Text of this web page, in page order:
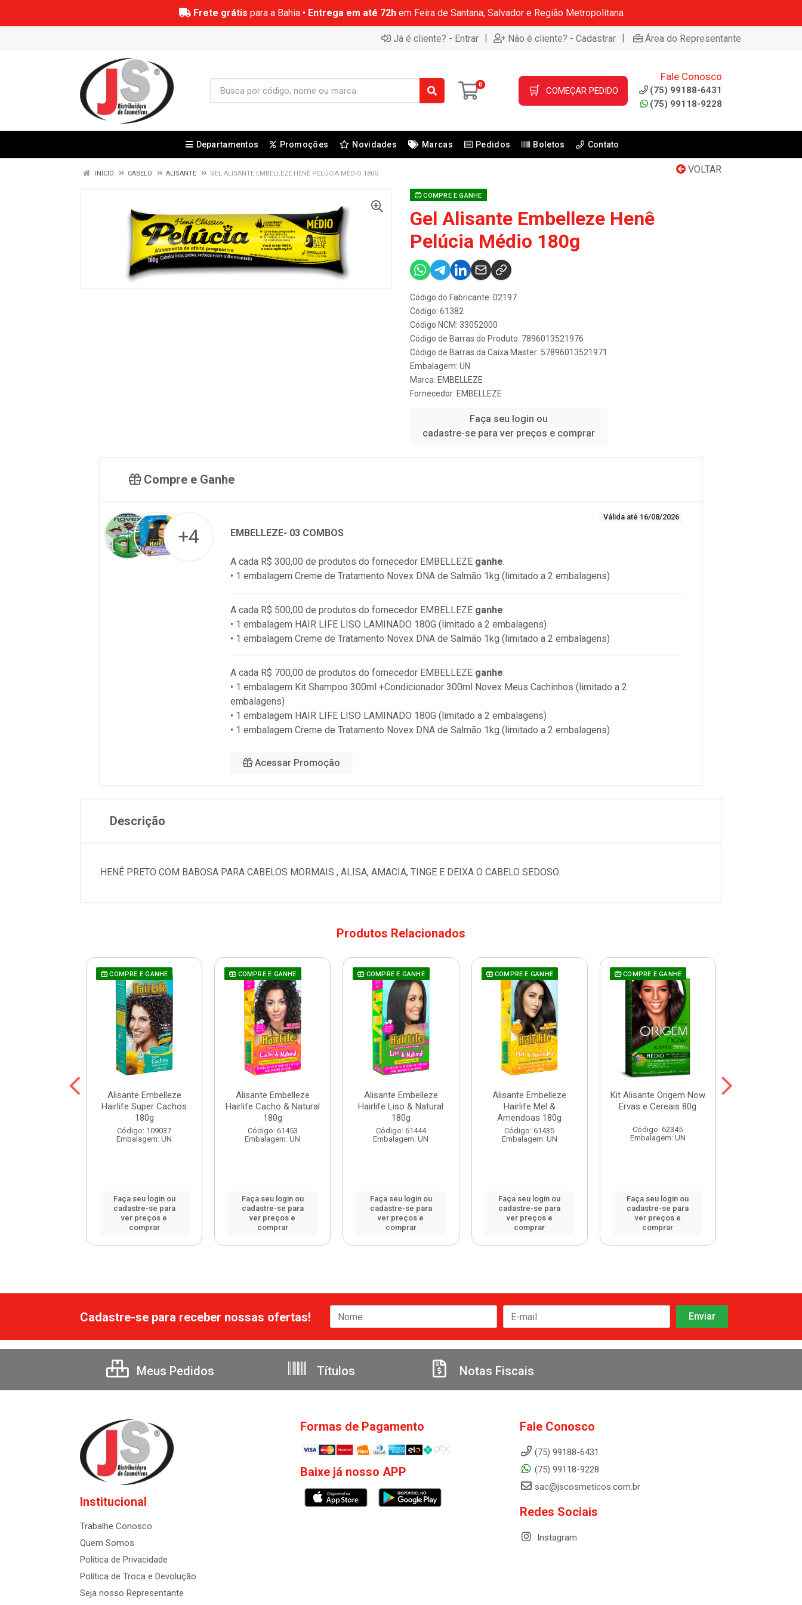
Frete grátis para a Bahia • Entrega em até 72hem Feira de Santana, Salvador e Região Metropolitana
Já é cliente? - Entrar | Não é cliente? - Cadastrar | Área do Representante
0 🛒 COMEÇAR PEDIDO
Fale Conosco
(75) 99188-6431
(75) 99118-9228
Departamentos Promoções Novidades Marcas Pedidos Boletos Contato
VOLTAR
INÍCIO CABELO ALISANTE GEL ALISANTE EMBELLEZE HENÊ PELÚCIA MÉDIO 180G
COMPRE E GANHE
Gel Alisante Embelleze Henê
Pelúcia Médio 180g
Código do Fabricante: 02197
Código: 61382
Código NCM: 33052000
Código de Barras do Produto: 7896013521976
Código de Barras da Caixa Master: 57896013521971
Embalagem: UN
Marca: EMBELLEZE
Fornecedor: EMBELLEZE
Faça seu login ou
cadastre-se para ver preços e comprar
Compre e Ganhe
+4
Válida até 16/08/2026
EMBELLEZE- 03 COMBOS
A cada R$ 300,00 de produtos do fornecedor EMBELLEZE ganhe:
• 1 embalagem Creme de Tratamento Novex DNA de Salmão 1kg (limitado a 2 embalagens)
A cada R$ 500,00 de produtos do fornecedor EMBELLEZE ganhe:
• 1 embalagem HAIR LIFE LISO LAMINADO 180G (limitado a 2 embalagens)
• 1 embalagem Creme de Tratamento Novex DNA de Salmão 1kg (limitado a 2 embalagens)
A cada R$ 700,00 de produtos do fornecedor EMBELLEZE ganhe:
• 1 embalagem Kit Shampoo 300ml +Condicionador 300ml Novex Meus Cachinhos (limitado a 2
embalagens)
• 1 embalagem HAIR LIFE LISO LAMINADO 180G (limitado a 2 embalagens)
• 1 embalagem Creme de Tratamento Novex DNA de Salmão 1kg (limitado a 2 embalagens)
Acessar Promoção
Descrição
HENÊ PRETO COM BABOSA PARA CABELOS MORMAIS , ALISA, AMACIA, TINGE E DEIXA O CABELO SEDOSO.
Produtos Relacionados
COMPRE E GANHE
Alisante Embelleze
Hairlife Super Cachos
180g
Código: 109037
Embalagem: UN
Faça seu login ou
cadastre-se para
ver preços e
comprar
COMPRE E GANHE
Alisante Embelleze
Hairlife Cacho & Natural
180g
Código: 61453
Embalagem: UN
Faça seu login ou
cadastre-se para
ver preços e
comprar
COMPRE E GANHE
Alisante Embelleze
Hairlife Liso & Natural
180g
Código: 61444
Embalagem: UN
Faça seu login ou
cadastre-se para
ver preços e
comprar
COMPRE E GANHE
Alisante Embelleze
Hairlife Mel &
Amendoas 180g
Código: 61435
Embalagem: UN
Faça seu login ou
cadastre-se para
ver preços e
comprar
COMPRE E GANHE
Kit Alisante Origem Now
Ervas e Cereais 80g
Código: 62345
Embalagem: UN
Faça seu login ou
cadastre-se para
ver preços e
comprar
Cadastre-se para receber nossas ofertas!
Meus Pedidos Títulos Notas Fiscais
Institucional
Trabalhe Conosco
Quem Somos
Política de Privacidade
Política de Troca e Devolução
Seja nosso Representante
Formas de Pagamento
Baixe já nosso APP
Fale Conosco
(75) 99188-6431
(75) 99118-9228
sac@jscosmeticos.com.br
Redes Sociais
Instagram